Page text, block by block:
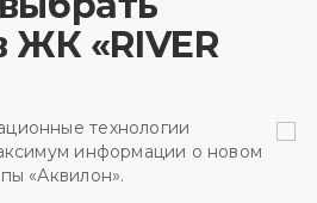
ЖК «RIVER
технологии
информации о новом
«Аквилон».